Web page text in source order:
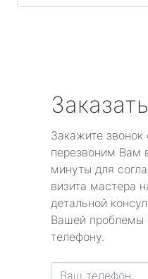
Закажите
перезвоним Вам
минуты для
визита мастера
детальной
Вашей проблемы
телефону.